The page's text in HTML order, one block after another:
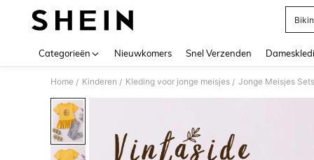
Categorieën Nieuwkomers Snel Verzenden
Home / Kinderen / Kleding voor jonge meisjes / Jonge Meisjes Sets